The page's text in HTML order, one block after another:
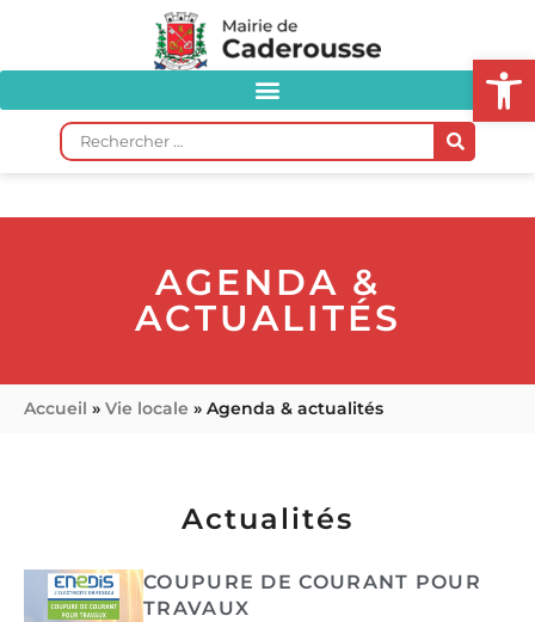
AGENDA &
ACTUALITÉS
Accueil » Vie locale » Agenda & actualités
Actualités
COUPURE DE COURANT POUR
TRAVAUX